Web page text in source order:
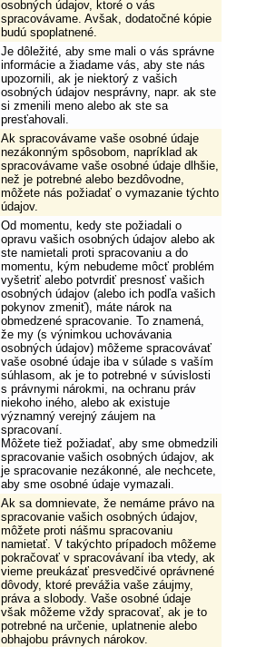
osobných údajov, ktoré o vás
spracovávame. Avšak, dodatočné kópie
budú spoplatnené.
Je dôležité, aby sme mali o vás správne
informácie a žiadame vás, aby ste nás
upozornili, ak je niektorý z vašich
osobných údajov nesprávny, napr. ak ste
si zmenili meno alebo ak ste sa
presťahovali.
Ak spracovávame vaše osobné údaje
nezákonným spôsobom, napríklad ak
spracovávame vaše osobné údaje dlhšie,
než je potrebné alebo bezdôvodne,
môžete nás požiadať o vymazanie týchto
údajov.
Od momentu, kedy ste požiadali o
opravu vašich osobných údajov alebo ak
ste namietali proti spracovaniu a do
momentu, kým nebudeme môcť problém
vyšetriť alebo potvrdiť presnosť vašich
osobných údajov (alebo ich podľa vašich
pokynov zmeniť), máte nárok na
obmedzené spracovanie. To znamená,
že my (s výnimkou uchovávania
osobných údajov) môžeme spracovávať
vaše osobné údaje iba v súlade s vaším
súhlasom, ak je to potrebné v súvislosti
s právnymi nárokmi, na ochranu práv
niekoho iného, alebo ak existuje
významný verejný záujem na
spracovaní.
Môžete tiež požiadať, aby sme obmedzili
spracovanie vašich osobných údajov, ak
je spracovanie nezákonné, ale nechcete,
aby sme osobné údaje vymazali.
Ak sa domnievate, že nemáme právo na
spracovanie vašich osobných údajov,
môžete proti nášmu spracovaniu
namietať. V takýchto prípadoch môžeme
pokračovať v spracovávaní iba vtedy, ak
vieme preukázať presvedčivé oprávnené
dôvody, ktoré prevážia vaše záujmy,
práva a slobody. Vaše osobné údaje
však môžeme vždy spracovať, ak je to
potrebné na určenie, uplatnenie alebo
obhajobu právnych nárokov.